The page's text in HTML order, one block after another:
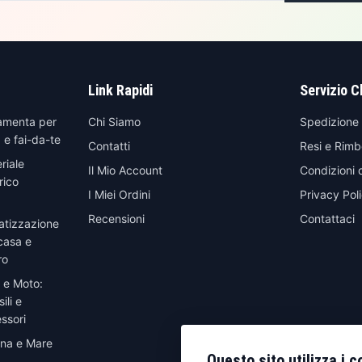
per
e fai-da-te
e
e Moto:
e
e Mare
Link Rapidi
Chi Siamo
Contatti
Il Mio Account
I Miei Ordini
Recensioni
Servizio
Spedizione
Resi e
Condizioni
Privacy
Contattaci